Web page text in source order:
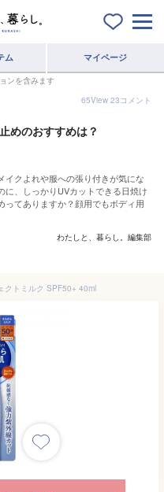
ム マイページ
ンを含みます
65View 23コメント
めのおすすめは？
イクよれや服への張り付きが気にな
に、しっかりUVカットできる日焼け
ってありますか？顔用でもボディ用
わたしと、暮らし。編集部
クトミルク SPF50+ 40ml